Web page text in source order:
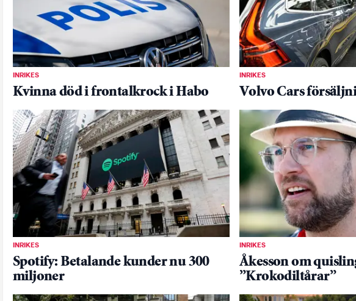
INRIKES
Kvinna död i frontalkrock i Habo
INRIKES
Volvo Cars
INRIKES
Spotify: Betalande kunder nu 300
miljoner
INRIKES
Åkesson om
”Krokodiltårar”